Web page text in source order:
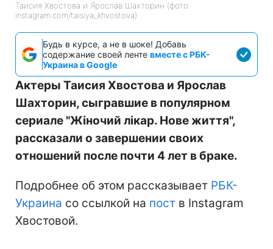
Таисия Хвостова и Ярослав Шахторин (фото:
instagram.com/taisiya_khvostova)
Будь в курсе, а не в шоке! Добавь
содержание своей ленте вместе с РБК-
Украина в Google
Актеры Таисия Хвостова и Ярослав
Шахторин, сыгравшие в популярном
сериале "Жіночий лікар. Нове життя",
рассказали о завершении своих
отношений после почти 4 лет в браке.
Подробнее об этом рассказывает РБК-
Украина со ссылкой на пост в Instagram
Хвостовой.